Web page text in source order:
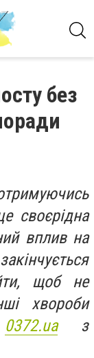
без
своєрідна
вплив на
щоб не
хвороби
0372.uaз